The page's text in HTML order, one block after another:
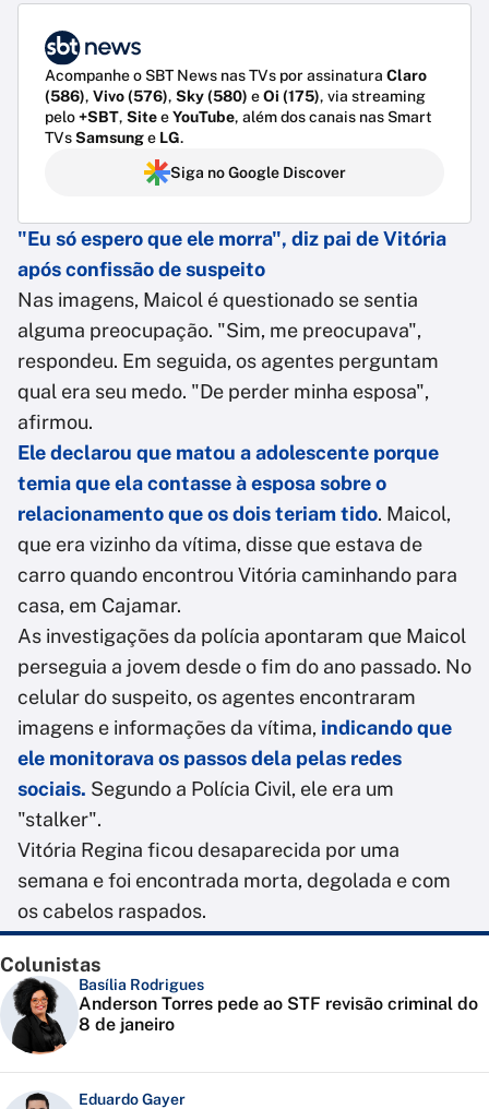
Acompanhe o SBT News nas TVs por assinatura Claro
(586), Vivo (576), Sky (580) eOi (175), via streaming
pelo+SBT, SiteeYouTube, além dos canais nas Smart
TVsSamsunge LG.
Siga no Google Discover
"Eu só espero que ele morra", diz pai de Vitória
após confissão de suspeito
Nas imagens, Maicol é questionado se sentia
alguma preocupação. "Sim, me preocupava",
respondeu. Em seguida, os agentes perguntam
qual era seu medo. "De perder minha esposa",
afirmou.
Ele declarou que matou a adolescente porque
temia que ela contasse à esposa sobre o
relacionamento que os dois teriam tido. Maicol,
que era vizinho da vítima, disse que estava de
carro quando encontrou Vitória caminhando para
casa, em Cajamar.
As investigações da polícia apontaram que Maicol
perseguia a jovem desde o fim do ano passado. No
celular do suspeito, os agentes encontraram
imagens e informações da vítima, indicando que
ele monitorava os passos dela pelas redes
sociais. Segundo a Polícia Civil, ele era um
"stalker".
Vitória Regina ficou desaparecida por uma
semana e foi encontrada morta, degolada e com
os cabelos raspados.
Colunistas
Basília Rodrigues
Anderson Torres pede ao STF revisão criminal do
8 de janeiro
Eduardo Gayer